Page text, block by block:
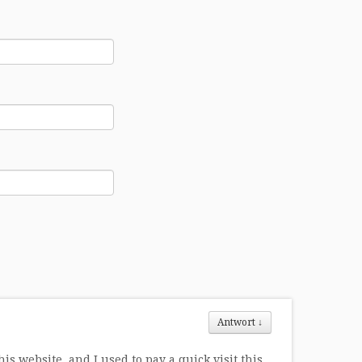
Antwort ↓
website, and I used to pay a quick visit this